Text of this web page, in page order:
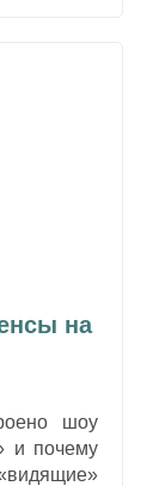
на
шоу
и почему